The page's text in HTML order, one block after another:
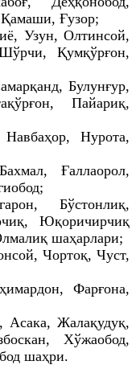
Ғузор;
Узун, Олтинсой,
Қумқўрғон,
Булунғур,
Пайариқ,
Нурота,
Ғаллаорол,
Бўстонлиқ,
Юқоричирчиқ
шаҳарлари;
Чортоқ, Чуст,
Фарғона,
Жалақудуқ,
Хўжаобод,
шаҳри.